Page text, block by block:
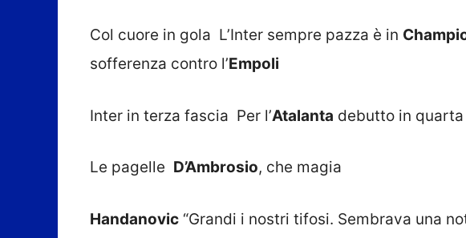
Col cuore in gola L’Inter sempre pazza è in
sofferenza contro l’Empoli
Inter in terza fascia Per l’Atalanta debutto in quarta
Le pagelle D’Ambrosio, che magia
Handanovic “Grandi i nostri tifosi. Sembrava una